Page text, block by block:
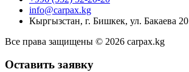
info@carpax.kg
Кыргызстан, г. Бишкек, ул. Бакаева 20
Все права защищены © 2026 carpax.kg
Оставить заявку